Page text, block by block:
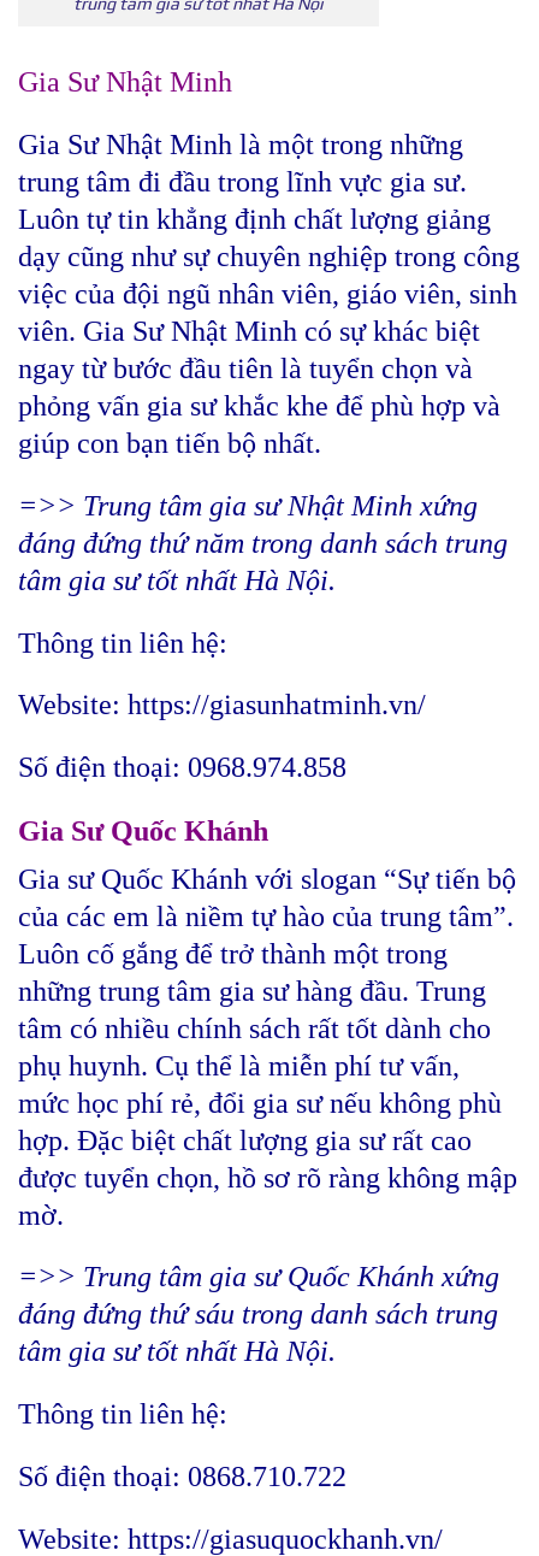
Gia Sư Nhật Minh
Gia Sư Nhật Minh là một trong những
trung tâm đi đầu trong lĩnh vực gia sư.
Luôn tự tin khẳng định chất lượng giảng
dạy cũng như sự chuyên nghiệp trong công
việc của đội ngũ nhân viên, giáo viên, sinh
viên. Gia Sư Nhật Minh có sự khác biệt
ngay từ bước đầu tiên là tuyển chọn và
phỏng vấn gia sư khắc khe để phù hợp và
giúp con bạn tiến bộ nhất.
=>> Trung tâm gia sư Nhật Minh xứng
đáng đứng thứ năm trong danh sách trung
tâm gia sư tốt nhất Hà Nội.
Thông tin liên hệ:
Website: https://giasunhatminh.vn/
Số điện thoại: 0968.974.858
Gia Sư Quốc Khánh
Gia sư Quốc Khánh với slogan “Sự tiến bộ
của các em là niềm tự hào của trung tâm”.
Luôn cố gắng để trở thành một trong
những trung tâm gia sư hàng đầu. Trung
tâm có nhiều chính sách rất tốt dành cho
phụ huynh. Cụ thể là miễn phí tư vấn,
mức học phí rẻ, đổi gia sư nếu không phù
hợp. Đặc biệt chất lượng gia sư rất cao
được tuyển chọn, hồ sơ rõ ràng không mập
mờ.
=>> Trung tâm gia sư Quốc Khánh xứng
đáng đứng thứ sáu trong danh sách trung
tâm gia sư tốt nhất Hà Nội.
Thông tin liên hệ:
Số điện thoại: 0868.710.722
Website: https://giasuquockhanh.vn/